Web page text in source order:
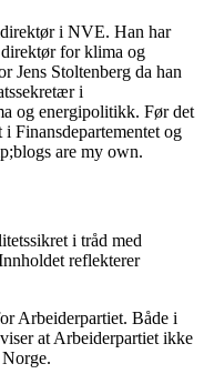
i NVE. Han har
for klima og
Jens Stoltenberg da han
i
og energipolitikk. Før det
Finansdepartementet og
are my own.
i tråd med
reflekterer
Arbeiderpartiet. Både i
at Arbeiderpartiet ikke